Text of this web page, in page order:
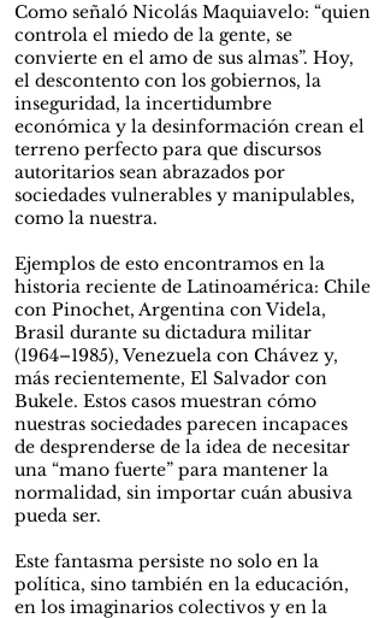
Como señaló Nicolás Maquiavelo: “quien
controla el miedo de la gente, se
convierte en el amo de sus almas”. Hoy,
el descontento con los gobiernos, la
inseguridad, la incertidumbre
económica y la desinformación crean el
terreno perfecto para que discursos
autoritarios sean abrazados por
sociedades vulnerables y manipulables,
como la nuestra.
Ejemplos de esto encontramos en la
historia reciente de Latinoamérica: Chile
con Pinochet, Argentina con Videla,
Brasil durante su dictadura militar
(1964–1985), Venezuela con Chávez y,
más recientemente, El Salvador con
Bukele. Estos casos muestran cómo
nuestras sociedades parecen incapaces
de desprenderse de la idea de necesitar
una “mano fuerte” para mantener la
normalidad, sin importar cuán abusiva
pueda ser.
Este fantasma persiste no solo en la
política, sino también en la educación,
en los imaginarios colectivos y en la